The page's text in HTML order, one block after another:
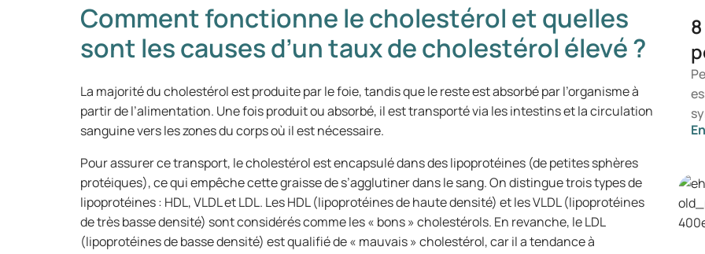
Comment fonctionne le cholestérol et quelles
sont les causes d’un taux de cholestérol élevé ?
La majorité du cholestérol est produite par le foie, tandis que le reste est absorbé par l’organisme à
partir de l’alimentation. Une fois produit ou absorbé, il est transporté via les intestins et la circulation
sanguine vers les zones du corps où il est nécessaire.
Pour assurer ce transport, le cholestérol est encapsulé dans des lipoprotéines (de petites sphères
protéiques), ce qui empêche cette graisse de s’agglutiner dans le sang. On distingue trois types de
lipoprotéines : HDL, VLDL et LDL. Les HDL (lipoprotéines de haute densité) et les VLDL (lipoprotéines
de très basse densité) sont considérés comme les « bons » cholestérols. En revanche, le LDL
(lipoprotéines de basse densité) est qualifié de « mauvais » cholestérol, car il a tendance à